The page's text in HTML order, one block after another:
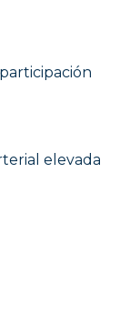
elevada